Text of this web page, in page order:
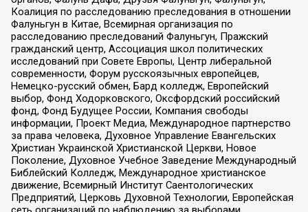
Коалиция по расследованию преследования в отношении
Фалуньгун в Китае, Всемирная организация по
расследованию преследований Фалуньгун, Пражский
гражданский центр, Ассоциация школ политических
исследований при Совете Европы, Центр либеральной
современности, Форум русскоязычных европейцев,
Немецко-русский обмен, Бард колледж, Европейский
выбор, Фонд Ходорковского, Оксфордский российский
фонд, Фонд Будущее России, Компания свободы
информации, Проект Медиа, Международное партнерство
за права человека, Духовное Управление Евангельских
Христиан Украинской Христианской Церкви, Новое
Поколение, Духовное Учебное Заведение Международный
Библейский Колледж, Международное христианское
движение, Всемирный Институт Саентологических
Предприятий, Церковь Духовной Технологии, Европейская